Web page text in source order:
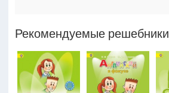
Рекомендуемые решебники